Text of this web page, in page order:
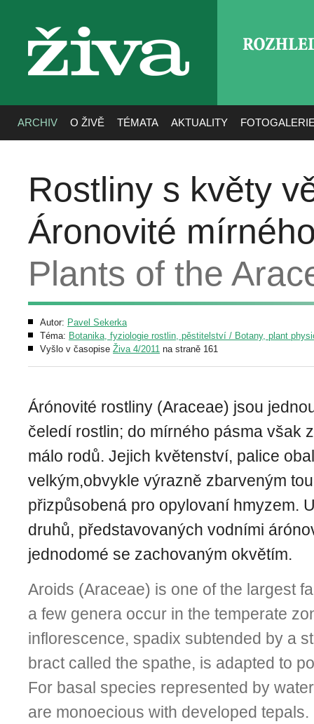
živa
ARCHIV O ŽIVĚ TÉMATA AKTUALITY
Rostliny s květy
Áronovité
Plants of the
Autor: Pavel Sekerka
Téma: Botanika, fyziologie rostlin, pěstitelství / Botany, plant
Vyšlo v časopise Živa 4/2011 na straně 161
Árónovité rostliny (Araceae) jsou
čeledí rostlin; do mírného pásma však
málo rodů. Jejich květenství, palice
velkým,obvykle výrazně zbarveným
přizpůsobená pro opylovaní hmyzem.
druhů, představovaných vodními
jednodomé se zachovaným okvětím.
Aroids (Araceae) is one of the largest
a few genera occur in the temperate
inflorescence, spadix subtended by a
bract called the spathe, is adapted to
For basal species represented by
are monoecious with developed tepals.